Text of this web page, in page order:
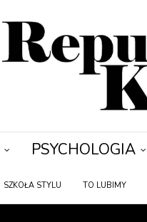
PSYCHOLOGIA
SZKOŁA STYLU TO LUBIMY